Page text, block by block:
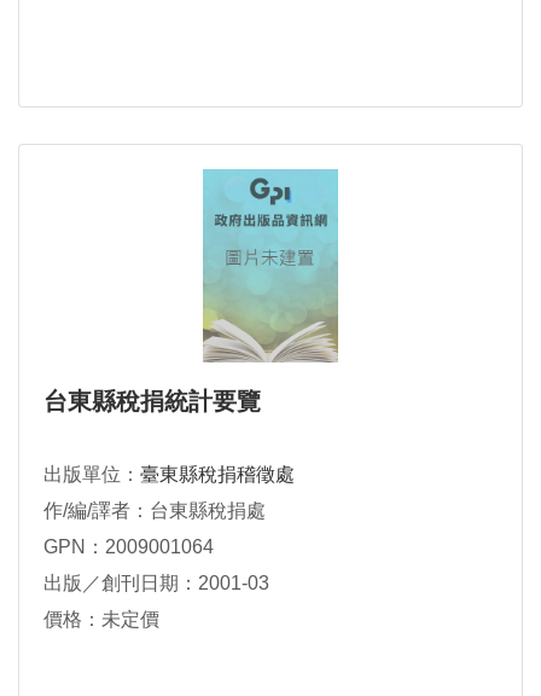
台東縣稅捐統計要覽
出版單位： 臺東縣稅捐稽徵處
作/編/譯者：台東縣稅捐處
GPN：2009001064
出版／創刊日期：2001-03
價格：未定價